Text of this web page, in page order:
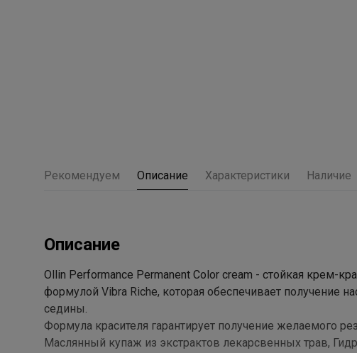
Рекомендуем Описание Характеристики Наличие
Описание
Ollin Performance Permanent Color cream - стойкая крем-
формулой Vibra Riche, которая обеспечивает получение
седины.
Формула красителя гарантирует получение желаемого
Маслянный купаж из экстрактов лекарсвенных трав,